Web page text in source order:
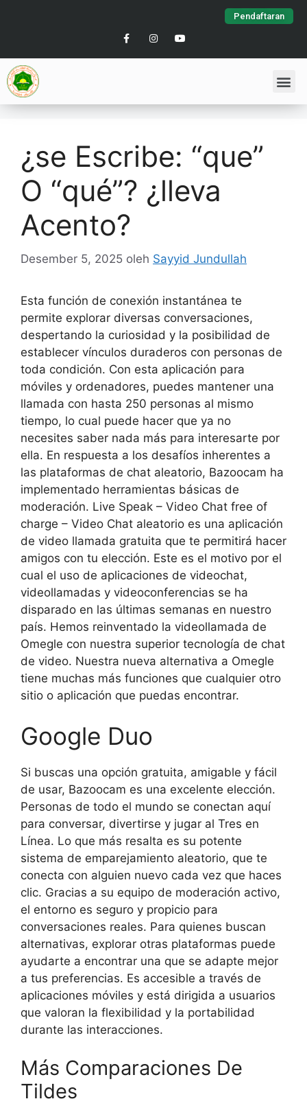
Pendaftaran
¿se Escribe: “que”
O “qué”? ¿lleva
Acento?
Desember 5, 2025 oleh Sayyid Jundullah
Esta función de conexión instantánea te
permite explorar diversas conversaciones,
despertando la curiosidad y la posibilidad de
establecer vínculos duraderos con personas de
toda condición. Con esta aplicación para
móviles y ordenadores, puedes mantener una
llamada con hasta 250 personas al mismo
tiempo, lo cual puede hacer que ya no
necesites saber nada más para interesarte por
ella. En respuesta a los desafíos inherentes a
las plataformas de chat aleatorio, Bazoocam ha
implementado herramientas básicas de
moderación. Live Speak – Video Chat free of
charge – Video Chat aleatorio es una aplicación
de video llamada gratuita que te permitirá hacer
amigos con tu elección. Este es el motivo por el
cual el uso de aplicaciones de videochat,
videollamadas y videoconferencias se ha
disparado en las últimas semanas en nuestro
país. Hemos reinventado la videollamada de
Omegle con nuestra superior tecnología de chat
de video. Nuestra nueva alternativa a Omegle
tiene muchas más funciones que cualquier otro
sitio o aplicación que puedas encontrar.
Google Duo
Si buscas una opción gratuita, amigable y fácil
de usar, Bazoocam es una excelente elección.
Personas de todo el mundo se conectan aquí
para conversar, divertirse y jugar al Tres en
Línea. Lo que más resalta es su potente
sistema de emparejamiento aleatorio, que te
conecta con alguien nuevo cada vez que haces
clic. Gracias a su equipo de moderación activo,
el entorno es seguro y propicio para
conversaciones reales. Para quienes buscan
alternativas, explorar otras plataformas puede
ayudarte a encontrar una que se adapte mejor
a tus preferencias. Es accesible a través de
aplicaciones móviles y está dirigida a usuarios
que valoran la flexibilidad y la portabilidad
durante las interacciones.
Más Comparaciones De
Tildes